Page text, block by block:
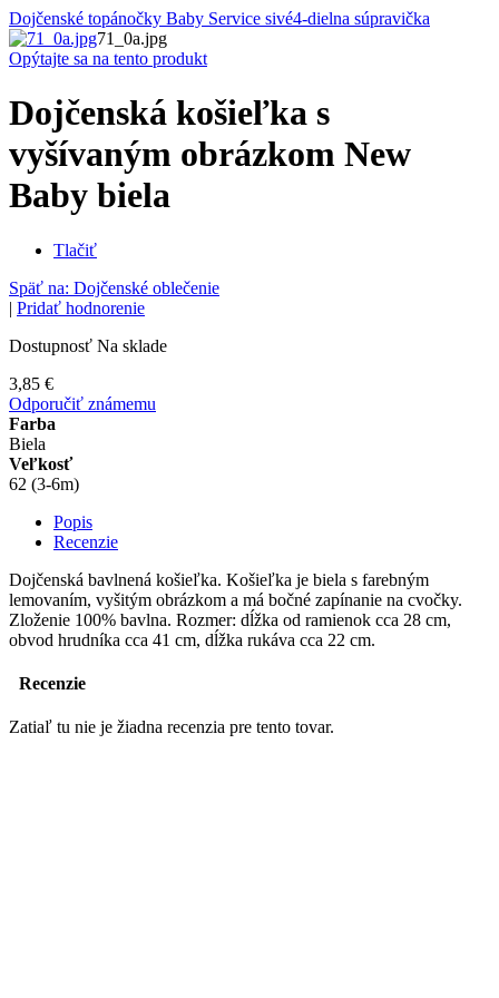
Dojčenské topánočky Baby Service sivé4-dielna súpravička
71_0a.jpg
Opýtajte sa na tento produkt
Dojčenská košieľka s
vyšívaným obrázkom New
Baby biela
Tlačiť
Späť na: Dojčenské oblečenie
| Pridať hodnorenie
Dostupnosť Na sklade
3,85 €
Odporučiť známemu
Farba
Biela
Veľkosť
62 (3-6m)
Popis
Recenzie
Dojčenská bavlnená košieľka. Košieľka je biela s farebným
lemovaním, vyšitým obrázkom a má bočné zapínanie na cvočky.
Zloženie 100% bavlna. Rozmer: dĺžka od ramienok cca 28 cm,
obvod hrudníka cca 41 cm, dĺžka rukáva cca 22 cm.
Recenzie
Zatiaľ tu nie je žiadna recenzia pre tento tovar.